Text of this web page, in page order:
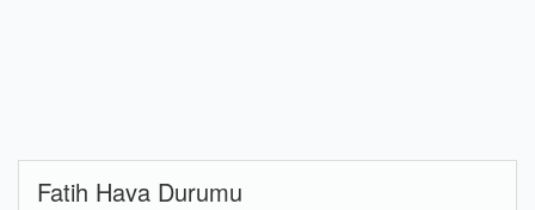
Fatih Hava Durumu